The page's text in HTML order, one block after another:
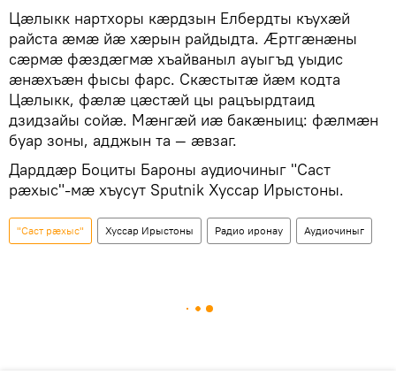
Цæлыкк нартхоры кæрдзын Елбердты къухæй
райста æмæ йæ хæрын райдыдта. Æртгæнæны
сæрмæ фæздæгмæ хъайваныл ауыгъд уыдис
æнæхъæн фысы фарс. Скæстытæ йæм кодта
Цæлыкк, фæлæ цæстæй цы рацъырдтаид
дзидзайы сойæ. Мæнгæй иæ бакæныиц: фæлмæн
буар зоны, адджын та — æвзаг.
Дарддæр Боциты Бароны аудиочиныг "Саст
рæхыс"-мæ хъусут Sputnik Хуссар Ирыстоны.
"Саст рæхыс" Хуссар Ирыстоны Радио иронау Аудиочиныг